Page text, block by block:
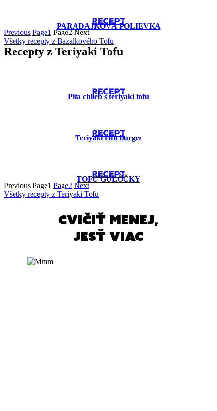
RECEPT
PARADAJKOVÁ POLIEVKA
Previous Page1 Page2 Next
Všetky recepty z Bazalkového Tofu
Recepty z Teriyaki Tofu
RECEPT
Pita chlieb s teriyaki tofu
RECEPT
Teriyaki tofu burger
RECEPT
TOFU GUĽÔČKY
Previous Page1 Page2 Next
Všetky recepty z Teriyaki Tofu
cvičiť menej,
jesť viac